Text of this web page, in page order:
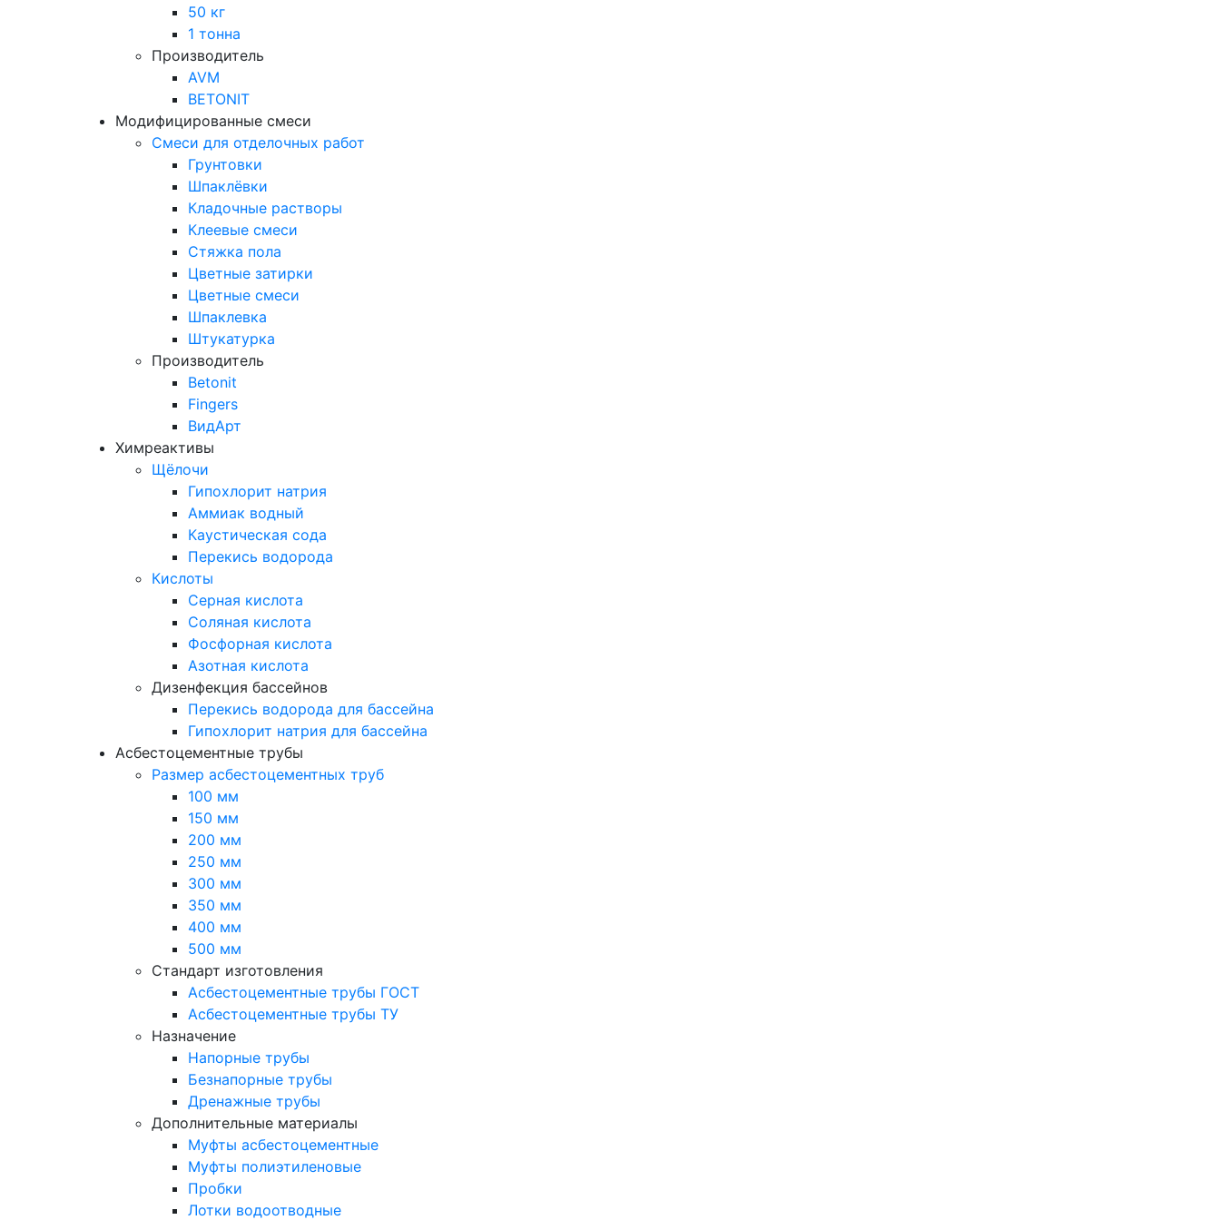
50 кг
1 тонна
Производитель
AVM
BETONIT
Модифицированные смеси
Смеси для отделочных работ
Грунтовки
Шпаклёвки
Кладочные растворы
Клеевые смеси
Стяжка пола
Цветные затирки
Цветные смеси
Шпаклевка
Штукатурка
Производитель
Betonit
Fingers
ВидАрт
Химреактивы
Щёлочи
Гипохлорит натрия
Аммиак водный
Каустическая сода
Перекись водорода
Кислоты
Серная кислота
Соляная кислота
Фосфорная кислота
Азотная кислота
Дизенфекция бассейнов
Перекись водорода для бассейна
Гипохлорит натрия для бассейна
Асбестоцементные трубы
Размер асбестоцементных труб
100 мм
150 мм
200 мм
250 мм
300 мм
350 мм
400 мм
500 мм
Стандарт изготовления
Асбестоцементные трубы ГОСТ
Асбестоцементные трубы ТУ
Назначение
Напорные трубы
Безнапорные трубы
Дренажные трубы
Дополнительные материалы
Муфты асбестоцементные
Муфты полиэтиленовые
Пробки
Лотки водоотводные